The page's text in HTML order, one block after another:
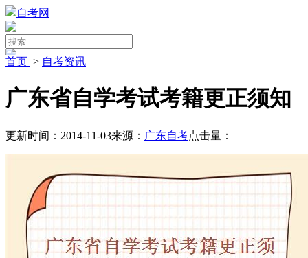
自考网
首页 > 自考资讯
广东省自学考试考籍更正须知
更新时间：2014-11-03来源： 广东自考点击量：